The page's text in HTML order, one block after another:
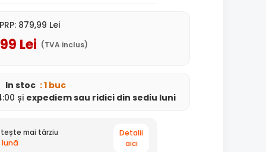
PRP: 879,99 Lei
Lei (TVA inclus)
In stoc : 1 buc
și expediemsau ridici din sediu luni
mai târziu
lună
Detalii
aici